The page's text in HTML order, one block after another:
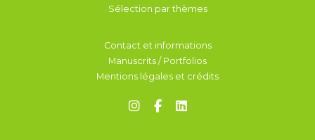
Sélection par thèmes
Contact et informations
Manuscrits / Portfolios
Mentions légales et crédits